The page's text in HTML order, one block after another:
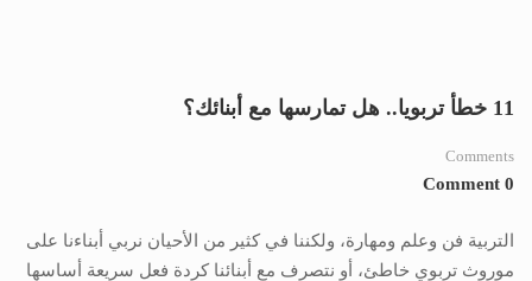
11 خطأ تربويا.. هل تمارسها مع أبنائك؟
Comments
0 Comment
التربية فن وعلم ومهارة، ولكننا في كثير من الأحيان نربي أبناءنا على
موروث تربوي خاطئ، أو نتصرف مع أبنائنا كردة فعل سريعة أساسها